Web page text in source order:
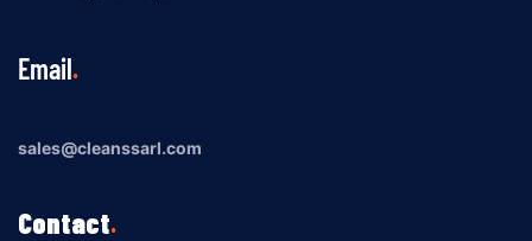
Email
sales@cleanssarl.com
Contact